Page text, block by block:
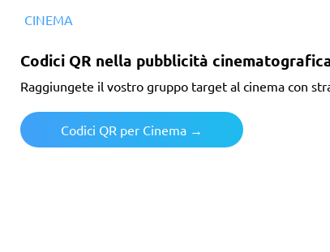
CINEMA
Codici QR nella pubblicità
Raggiungete il vostro gruppo target al cinema con
Codici QR per Cinema →